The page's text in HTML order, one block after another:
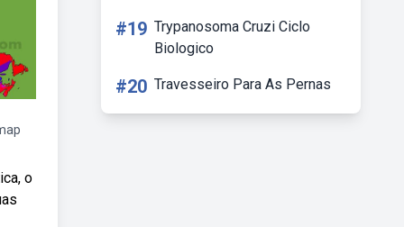
o
#19 Trypanosoma Cruzi Ciclo
Biologico
#20 Travesseiro Para As Pernas